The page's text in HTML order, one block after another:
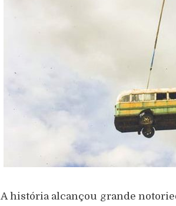
A história alcançou grande